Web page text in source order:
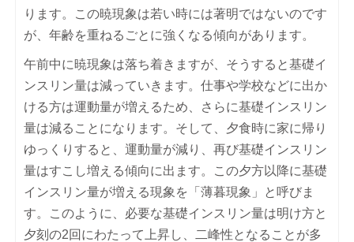
ります。この暁現象は若い時には著明ではないのです
が、年齢を重ねるごとに強くなる傾向があります。
午前中に暁現象は落ち着きますが、そうすると基礎イ
ンスリン量は減っていきます。仕事や学校などに出か
ける方は運動量が増えるため、さらに基礎インスリン
量は減ることになります。そして、夕食時に家に帰り
ゆっくりすると、運動量が減り、再び基礎インスリン
量はすこし増える傾向に出ます。この夕方以降に基礎
インスリン量が増える現象を「薄暮現象」と呼びま
す。このように、必要な基礎インスリン量は明け方と
夕刻の2回にわたって上昇し、二峰性となることが多